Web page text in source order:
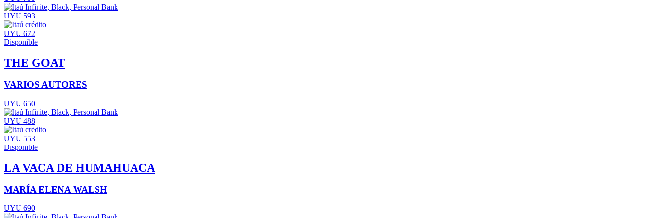
UYU 593
UYU 672
Disponible
THE GOAT
VARIOS AUTORES
UYU 650
UYU 488
UYU 553
Disponible
LA VACA DE HUMAHUACA
MARÍA ELENA WALSH
UYU 690